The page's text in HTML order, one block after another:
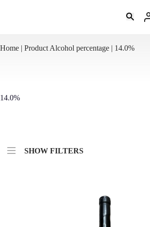
Home | Product Alcohol percentage | 14.0%
14.0%
SHOW FILTERS